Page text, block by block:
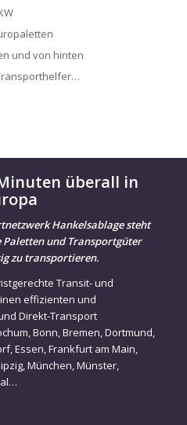
und von hinten
überall in
Hankelsablage steht
und Transportgüter
zu transportieren.
Transit- und
effizienten und
Direkt-Transport
,Bonn,Bremen,Dortmund,
,Essen,Frankfurt am Main,
,München,Münster,
…